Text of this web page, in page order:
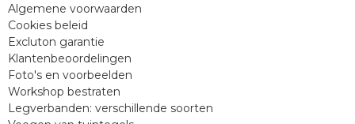
Algemene voorwaarden
Cookies beleid
Excluton garantie
Klantenbeoordelingen
Foto's en voorbeelden
Workshop bestraten
Legverbanden: verschillende soorten